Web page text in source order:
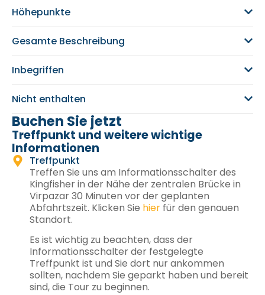
Höhepunkte
Gesamte Beschreibung
Inbegriffen
Nicht enthalten
Buchen Sie jetzt
Treffpunkt und weitere wichtige
Informationen
Treffpunkt
Treffen Sie uns am Informationsschalter des
Kingfisher in der Nähe der zentralen Brücke in
Virpazar 30 Minuten vor der geplanten
Abfahrtszeit. Klicken Sie hier für den genauen
Standort.
Es ist wichtig zu beachten, dass der
Informationsschalter der festgelegte
Treffpunkt ist und Sie dort nur ankommen
sollten, nachdem Sie geparkt haben und bereit
sind, die Tour zu beginnen.